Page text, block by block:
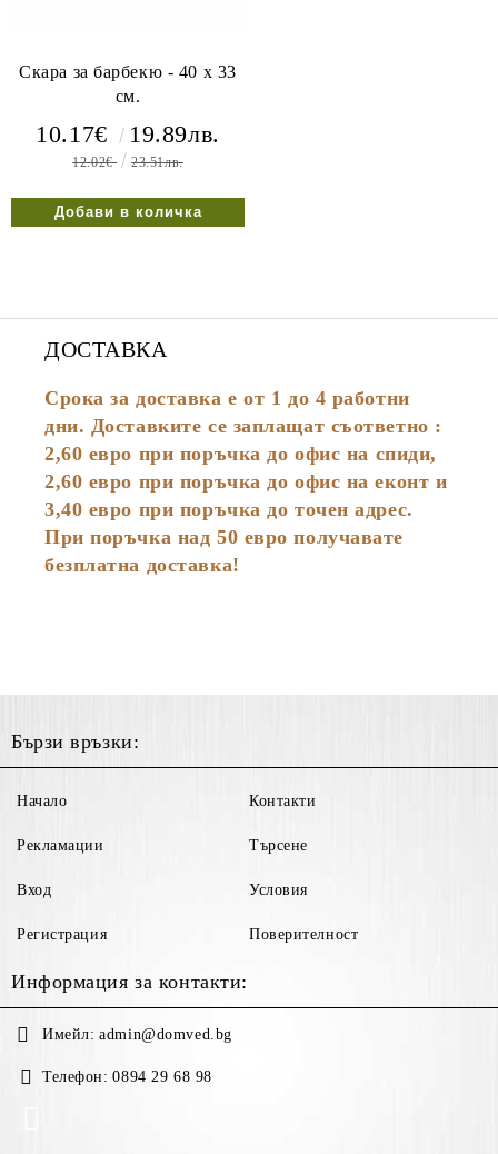
Скара за барбекю - 40 х 33
см.
10.17€ 19.89лв.
12.02€ 23.51лв.
ДОСТАВКА
Срока за доставка е от 1 до 4 работни
дни. Доставките се заплащат съответно :
2,60 евро при поръчка до офис на спиди,
2,60 евро при поръчка до офис на еконт и
3,40 евро при поръчка до точен адрес.
При поръчка над 50 евро получавате
безплатна доставка!
Бързи връзки:
Начало
Рекламации
Вход
Регистрация
Контакти
Търсене
Условия
Поверителност
Информация за контакти:
Имейл: admin@domved.bg
Телефон: 0894 29 68 98